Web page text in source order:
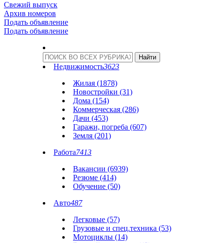
Свежий выпуск
Архив номеров
Подать объявление
Подать объявление
Недвижимость3623
Жилая (1878)
Новостройки (31)
Дома (154)
Коммерческая (286)
Дачи (453)
Гаражи, погреба (607)
Земля (201)
Работа7413
Вакансии (6939)
Резюме (414)
Обучение (50)
Авто487
Легковые (57)
Грузовые и спец.техника (53)
Мотоциклы (14)